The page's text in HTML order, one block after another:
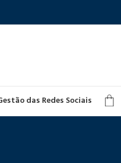
das Redes Sociais